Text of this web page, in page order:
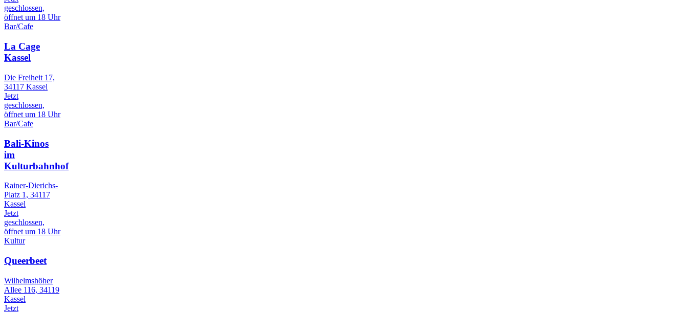
geschlossen,
öffnet um 18 Uhr
Bar/Cafe
La Cage
Kassel
Die Freiheit 17,
34117 Kassel
Jetzt
geschlossen,
öffnet um 18 Uhr
Bar/Cafe
Bali-Kinos
im
Kulturbahnhof
Rainer-Dierichs-
Platz 1, 34117
Kassel
Jetzt
geschlossen,
öffnet um 18 Uhr
Kultur
Queerbeet
Wilhelmshöher
Allee 116, 34119
Kassel
Jetzt